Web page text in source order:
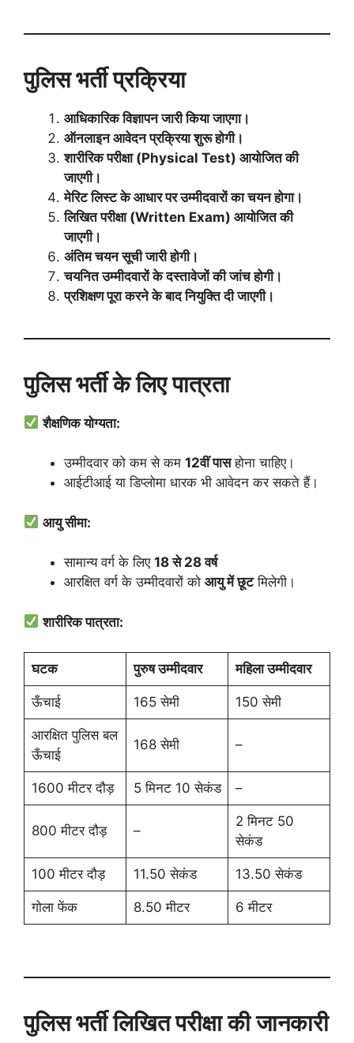
पुलिसभर्तीप्रक्रिया
आधिकारिकविज्ञापनजारीकियाजाएगा।
ऑनलाइनआवेदनप्रक्रियाशुरूहोगी।
शारीरिकपरीक्षा (Physical Test) आयोजितकी
जाएगी।
मेरिटलिस्टकेआधारपरउम्मीदवारोंकाचयनहोगा।
लिखितपरीक्षा (Written Exam) आयोजितकी
जाएगी।
अंतिमचयनसूचीजारीहोगी।
चयनितउम्मीदवारोंकेदस्तावेजोंकीजांचहोगी।
प्रशिक्षणपूराकरनेकेबादनियुक्तिदीजाएगी।
पुलिसभर्तीकेलिएपात्रता
शैक्षणिकयोग्यता:
उम्मीदवार को कम से कम 12वींपासहोना चाहिए।
आईटीआई या डिप्लोमा धारक भी आवेदन कर सकते हैं।
आयुसीमा:
सामान्य वर्ग के लिए 18से 28वर्ष
आरक्षित वर्ग के उम्मीदवारों को आयुमेंछूटमिलेगी।
शारीरिकपात्रता:
घटक पुरुषउम्मीदवार महिलाउम्मीदवार
ऊँचाई 165 सेमी 150 सेमी
आरक्षित पुलिस बल
ऊँचाई
168 सेमी –
1600 मीटर दौड़ 5 मिनट 10 सेकंड –
800 मीटर दौड़ –
2 मिनट 50
सेकंड
100 मीटर दौड़ 11.50 सेकंड 13.50 सेकंड
गोला फेंक 8.50 मीटर 6 मीटर
पुलिसभर्तीलिखितपरीक्षाकीजानकारी